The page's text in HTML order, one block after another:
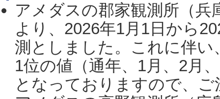
アメダスの郡家観測所（
より、2026年1月1日から
測としました。これに伴い
1位の値（通年、1月、2月
となっておりますので、